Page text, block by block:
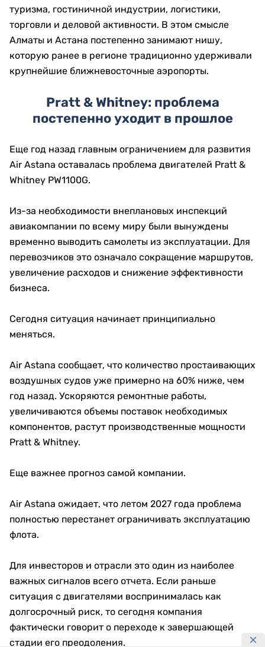
туризма, гостиничной индустрии, логистики,
торговли и деловой активности. В этом смысле
Алматы и Астана постепенно занимают нишу,
которую ранее в регионе традиционно удерживали
крупнейшие ближневосточные аэропорты.
Pratt & Whitney: проблема
постепенно уходит в прошлое
Еще год назад главным ограничением для развития
Air Astana оставалась проблема двигателей Pratt &
Whitney PW1100G.
Из-за необходимости внеплановых инспекций
авиакомпании по всему миру были вынуждены
временно выводить самолеты из эксплуатации. Для
перевозчиков это означало сокращение маршрутов,
увеличение расходов и снижение эффективности
бизнеса.
Сегодня ситуация начинает принципиально
меняться.
Air Astana сообщает, что количество простаивающих
воздушных судов уже примерно на 60% ниже, чем
год назад. Ускоряются ремонтные работы,
увеличиваются объемы поставок необходимых
компонентов, растут производственные мощности
Pratt & Whitney.
Еще важнее прогноз самой компании.
Air Astana ожидает, что летом 2027 года проблема
полностью перестанет ограничивать эксплуатацию
флота.
Для инвесторов и отрасли это один из наиболее
важных сигналов всего отчета. Если раньше
ситуация с двигателями воспринималась как
долгосрочный риск, то сегодня компания
фактически говорит о переходе к завершающей
стадии его преодоления.